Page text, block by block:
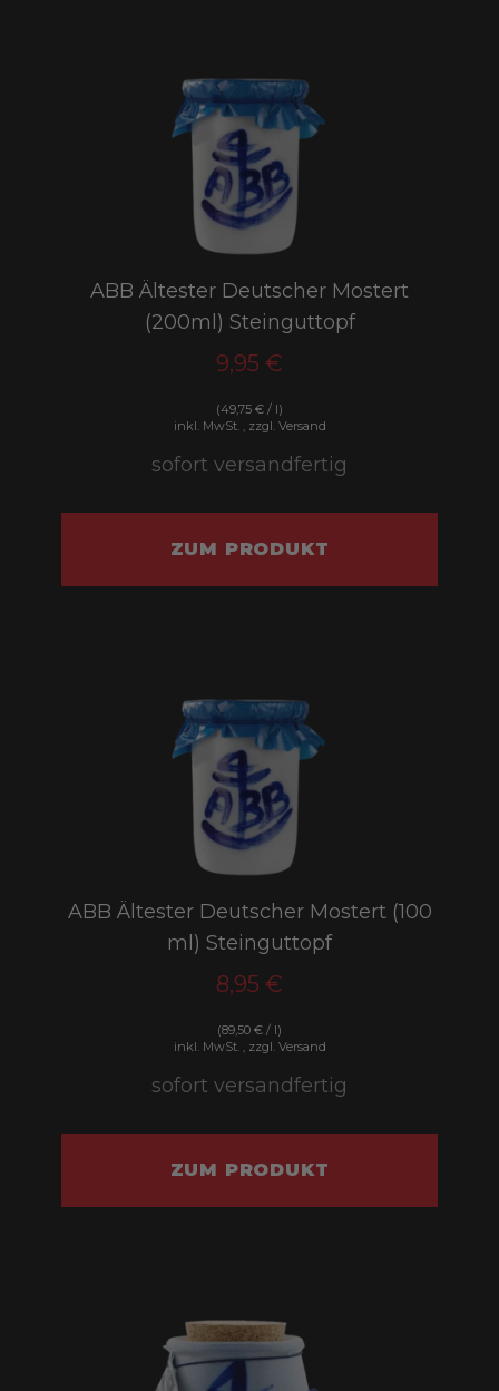
ABB Ältester Deutscher Mostert
(200ml) Steinguttopf
9,95 €
(49,75 € / l)
inkl. MwSt. , zzgl. Versand
sofort versandfertig
ZUM PRODUKT
ABB Ältester Deutscher Mostert (100
ml) Steinguttopf
8,95 €
(89,50 € / l)
inkl. MwSt. , zzgl. Versand
sofort versandfertig
ZUM PRODUKT